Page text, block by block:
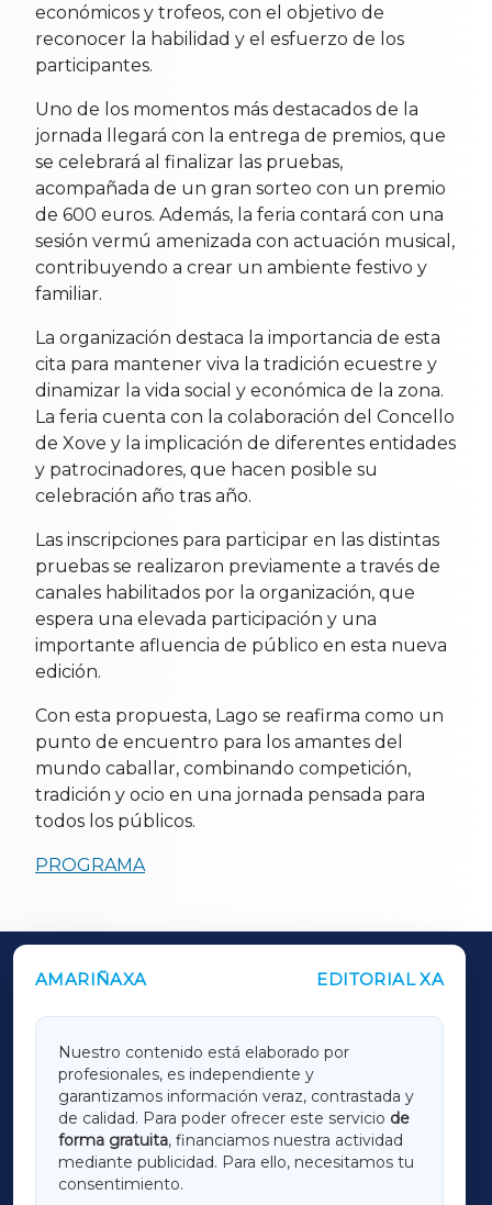
económicos y trofeos, con el objetivo de
reconocer la habilidad y el esfuerzo de los
participantes.
Uno de los momentos más destacados de la
jornada llegará con la entrega de premios, que
se celebrará al finalizar las pruebas,
acompañada de un gran sorteo con un premio
de 600 euros. Además, la feria contará con una
sesión vermú amenizada con actuación musical,
contribuyendo a crear un ambiente festivo y
familiar.
La organización destaca la importancia de esta
cita para mantener viva la tradición ecuestre y
dinamizar la vida social y económica de la zona.
La feria cuenta con la colaboración del Concello
de Xove y la implicación de diferentes entidades
y patrocinadores, que hacen posible su
celebración año tras año.
Las inscripciones para participar en las distintas
pruebas se realizaron previamente a través de
canales habilitados por la organización, que
espera una elevada participación y una
importante afluencia de público en esta nueva
edición.
Con esta propuesta, Lago se reafirma como un
punto de encuentro para los amantes del
mundo caballar, combinando competición,
tradición y ocio en una jornada pensada para
todos los públicos.
PROGRAMA
AMARIÑAXA EDITORIAL XA
Nuestro contenido está elaborado por
profesionales, es independiente y
garantizamos información veraz, contrastada y
de calidad. Para poder ofrecer este servicio de
forma gratuita, financiamos nuestra actividad
mediante publicidad. Para ello, necesitamos tu
consentimiento.
OUTROS PERIÓDICOS
LUGOXA
TERRACHAXA